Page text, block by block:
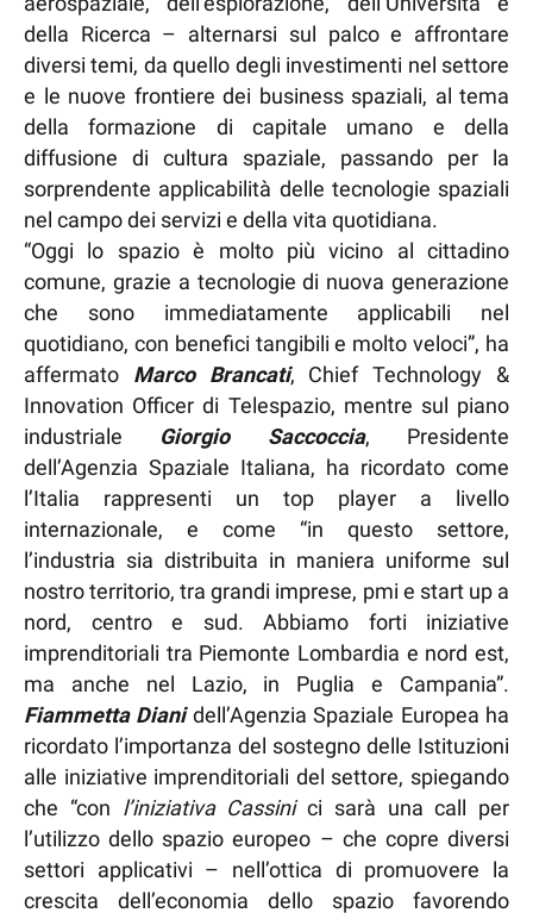
della Ricerca – alternarsi sul palco e affrontare
diversi temi, da quello degli investimenti nel settore
e le nuove frontiere dei business spaziali, al tema
della formazione di capitale umano e della
diffusione di cultura spaziale, passando per la
sorprendente applicabilità delle tecnologie spaziali
nel campo dei servizi e della vita quotidiana.
“Oggi lo spazio è molto più vicino al cittadino
comune, grazie a tecnologie di nuova generazione
che sono immediatamente applicabili nel
quotidiano, con benefici tangibili e molto veloci”, ha
affermato Marco Brancati, Chief Technology &
Innovation Officer di Telespazio, mentre sul piano
industriale Giorgio Saccoccia, Presidente
dell’Agenzia Spaziale Italiana, ha ricordato come
l’Italia rappresenti un top player a livello
internazionale, e come “in questo settore,
l’industria sia distribuita in maniera uniforme sul
nostro territorio, tra grandi imprese, pmi e start up a
nord, centro e sud. Abbiamo forti iniziative
imprenditoriali tra Piemonte Lombardia e nord est,
ma anche nel Lazio, in Puglia e Campania”.
Fiammetta Dianidell’Agenzia Spaziale Europea ha
ricordato l’importanza del sostegno delle Istituzioni
alle iniziative imprenditoriali del settore, spiegando
che “con l’iniziativa Cassinici sarà una call per
l’utilizzo dello spazio europeo – che copre diversi
settori applicativi – nell’ottica di promuovere la
crescita dell’economia dello spazio favorendo